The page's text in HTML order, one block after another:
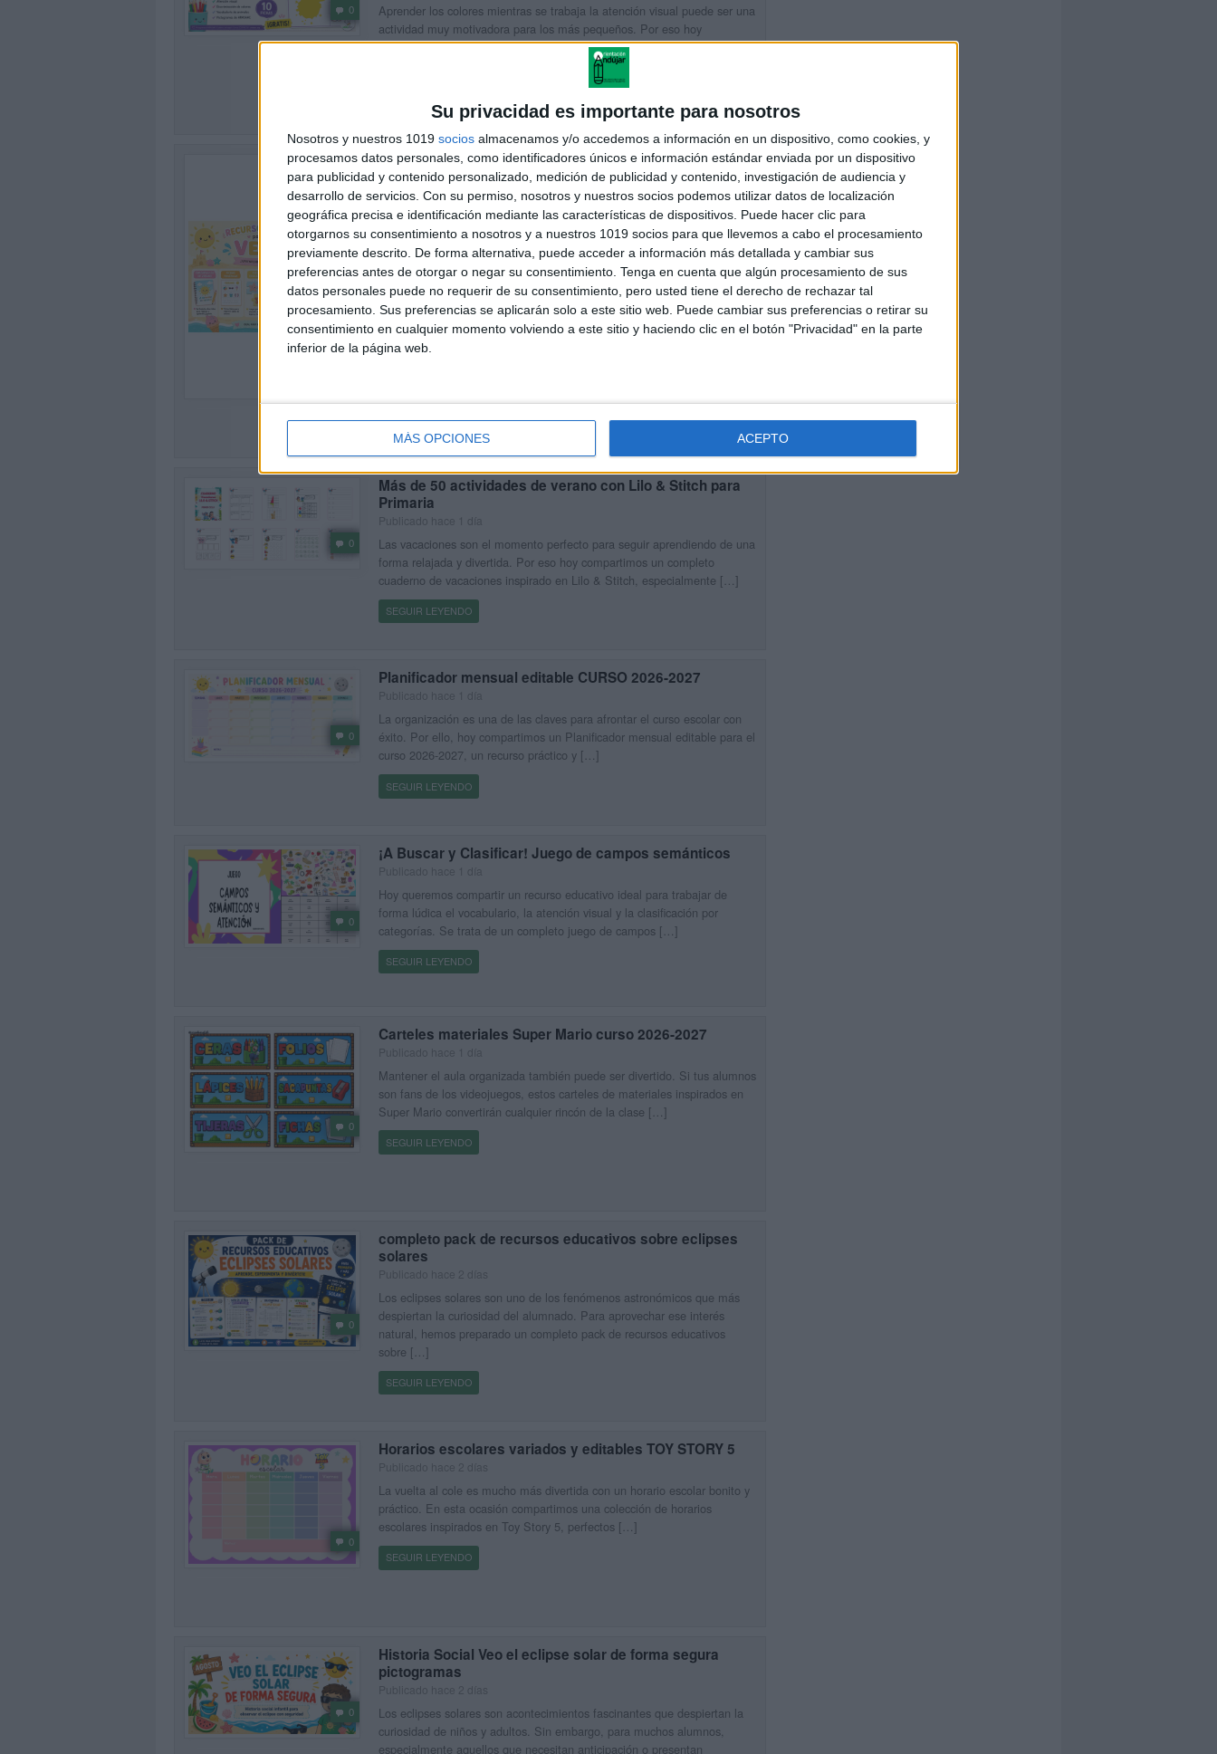
Su privacidad es importante para nosotros
Nosotros y nuestros 1019 socios almacenamos y/o accedemos a información en un dispositivo, como cookies, y
procesamos datos personales, como identificadores únicos e información estándar enviada por un dispositivo
para publicidad y contenido personalizado, medición de publicidad y contenido, investigación de audiencia y
desarrollo de servicios. Con su permiso, nosotros y nuestros socios podemos utilizar datos de localización
geográfica precisa e identificación mediante las características de dispositivos. Puede hacer clic para
otorgarnos su consentimiento a nosotros y a nuestros 1019 socios para que llevemos a cabo el procesamiento
previamente descrito. De forma alternativa, puede acceder a información más detallada y cambiar sus
preferencias antes de otorgar o negar su consentimiento. Tenga en cuenta que algún procesamiento de sus
datos personales puede no requerir de su consentimiento, pero usted tiene el derecho de rechazar tal
procesamiento. Sus preferencias se aplicarán solo a este sitio web. Puede cambiar sus preferencias o retirar su
consentimiento en cualquier momento volviendo a este sitio y haciendo clic en el botón "Privacidad" en la parte
inferior de la página web.
MÁS OPCIONES ACEPTO
0
Aprender los colores mientras se trabaja la atención visual puede ser una
actividad muy motivadora para los más pequeños. Por eso hoy
compartimos este cuaderno de actividades con pictogramas, diseñado
Conjunto de actividades divertidas muy veraniegas
Publicado hace 1 día
¿Buscas un recurso completo para que los peques aprendan y se
diviertan durante las vacaciones? 🌴☀️ Este cuadernillo de actividades de
verano está diseñado para que niños y niñas de […]
SEGUIR LEYENDO
0
Más de 50 actividades de verano con Lilo & Stitch para
Primaria
Publicado hace 1 día
Las vacaciones son el momento perfecto para seguir aprendiendo de una
forma relajada y divertida. Por eso hoy compartimos un completo
cuaderno de vacaciones inspirado en Lilo & Stitch, especialmente […]
SEGUIR LEYENDO
0
Planificador mensual editable CURSO 2026-2027
La organización es una de las claves para afrontar el curso escolar con
éxito. Por ello, hoy compartimos un Planificador mensual editable para el
curso 2026-2027, un recurso práctico y […]
SEGUIR LEYENDO
0
¡A Buscar y Clasificar! Juego de campos semánticos
Hoy queremos compartir un recurso educativo ideal para trabajar de
forma lúdica el vocabulario, la atención visual y la clasificación por
categorías. Se trata de un completo juego de campos […]
SEGUIR LEYENDO
0
Carteles materiales Super Mario curso 2026-2027
Mantener el aula organizada también puede ser divertido. Si tus alumnos
son fans de los videojuegos, estos carteles de materiales inspirados en
Super Mario convertirán cualquier rincón de la clase […]
SEGUIR LEYENDO
0
completo pack de recursos educativos sobre eclipses
solares
Los eclipses solares son uno de los fenómenos astronómicos que más
despiertan la curiosidad del alumnado. Para aprovechar ese interés
natural, hemos preparado un completo pack de recursos educativos
sobre […]
SEGUIR LEYENDO
0
Horarios escolares variados y editables TOY STORY 5
La vuelta al cole es mucho más divertida con un horario escolar bonito y
práctico. En esta ocasión compartimos una colección de horarios
escolares inspirados en Toy Story 5, perfectos […]
SEGUIR LEYENDO
0
Historia Social Veo el eclipse solar de forma segura
pictogramas
Los eclipses solares son acontecimientos fascinantes que despiertan la
curiosidad de niños y adultos. Sin embargo, para muchos alumnos,
especialmente aquellos que necesitan anticipación o presentan